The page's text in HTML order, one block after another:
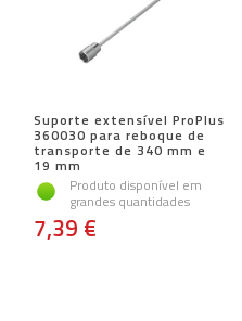
Suporte extensível ProPlus
360030 para reboque de
transporte de 340 mm e
19 mm
Produto disponível em
grandes quantidades
7,39 €